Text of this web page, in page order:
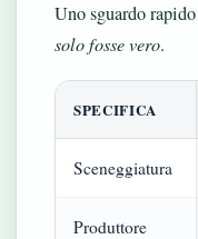
Uno sguardo
solo fosse vero.
SPECIFICA
Sceneggiatura
Produttore